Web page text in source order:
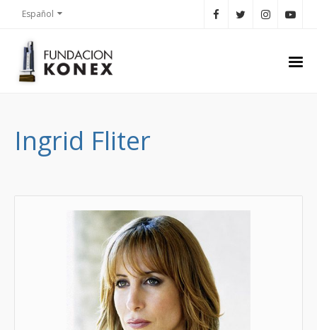
Español
Ingrid Fliter